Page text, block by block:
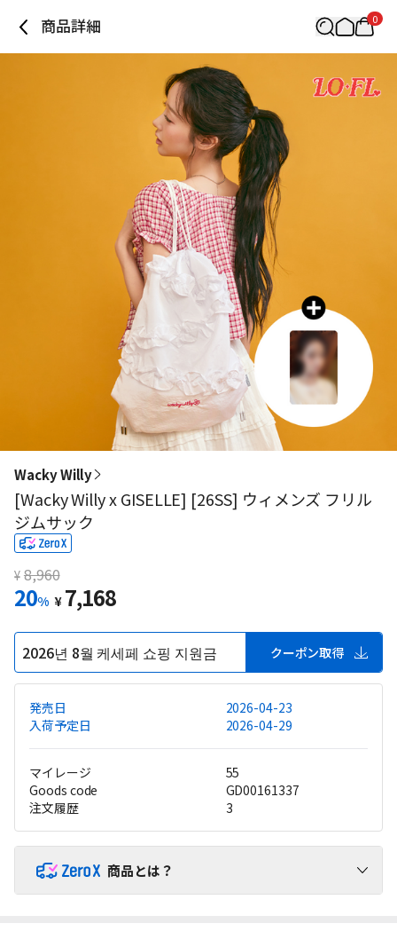
商品詳細 0
Wacky Willy
[Wacky Willy x GISELLE] [26SS] ウィメンズ フリル
ジムサック
¥ 8,960
20% ¥ 7,168
2026년 8월 케세페 쇼핑 지원금 クーポン取得
発売日
2026-04-23
入荷予定日
2026-04-29
マイレージ
55
Goods code
GD00161337
注文履歴
3
商品とは？